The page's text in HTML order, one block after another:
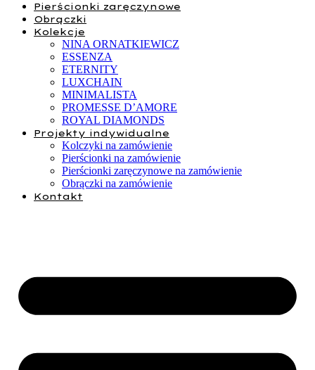
Pierścionki zaręczynowe
Obrączki
Kolekcje
NINA ORNATKIEWICZ
ESSENZA
ETERNITY
LUXCHAIN
MINIMALISTA
PROMESSE D’AMORE
ROYAL DIAMONDS
Projekty indywidualne
Kolczyki na zamówienie
Pierścionki na zamówienie
Pierścionki zaręczynowe na zamówienie
Obrączki na zamówienie
Kontakt